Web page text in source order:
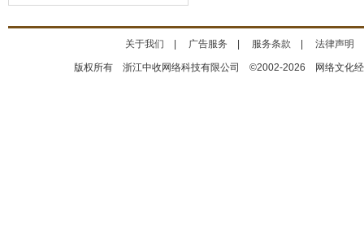
关于我们 | 广告服务 | 服务条款 | 法律声明
版权所有 浙江中收网络科技有限公司 ©2002-2026 网络文化经